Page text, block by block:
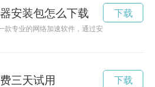
安装包怎么下载
款专业的网络加速软件，通过安装包的方式可
下载
三天试用 下载